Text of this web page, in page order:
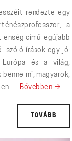
rendezte egy
a
című legújabb
szóló írások egy jól
Európa és a világ,
mi, magyarok,
… Bővebben →
TOVÁBB